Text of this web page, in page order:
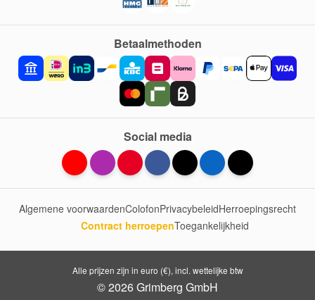
Betaalmethoden
Social media
Algemene voorwaardenColofonPrivacybeleidHerroepingsrecht
Contract herroepenToegankelijkheid
Alle prijzen zijn in euro (€), incl. wettelijke btw
© 2026 Grimberg GmbH